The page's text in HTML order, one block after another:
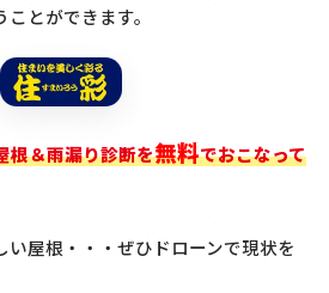
とができます。
根＆雨漏り診断を無料でおこなって
い屋根・・・ぜひドローンで現状を